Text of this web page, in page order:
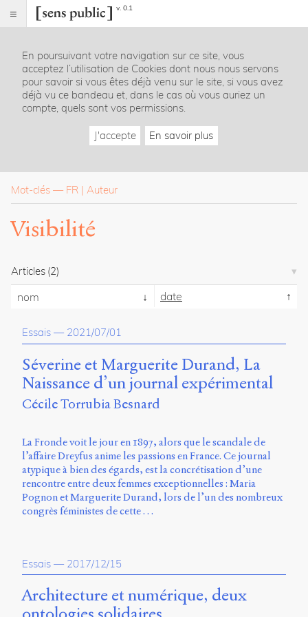
v. 0.1
Index
Rubriques
Essais
La
revue
Présentation
Publier
du
site
Archipel
En
ligne
Université
de
Sherbrooke
Campus
Local
B1-
150
Pl.
En poursuivant votre navigation sur ce site, vous
acceptez l’utilisation de Cookies dont nous nous servons
pour savoir si vous êtes déjà venu sur le site, si vous avez
déjà vu ce bandeau et, dans le cas où vous auriez un
compte, quels sont vos permissions.
J'accepte En savoir plus
Mot-clés — FR Auteur
Visibilité
Articles (2)
nom date
Essais — 2021/07/01
Séverine et Marguerite Durand, La
Naissance d’un journal expérimental
Cécile Torrubia Besnard
La Fronde voit le jour en 1897, alors que le scandale de
l’affaire Dreyfus anime les passions en France. Ce journal
atypique à bien des égards, est la concrétisation d’une
rencontre entre deux femmes exceptionnelles : Maria
Pognon et Marguerite Durand, lors de l’un des nombreux
congrès féministes de cette …
Essais — 2017/12/15
Architecture et numérique, deux